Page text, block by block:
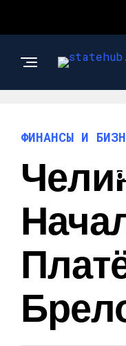
ФИНАНСЫ И